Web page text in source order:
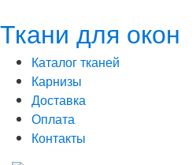
Ткани для окон
Каталог тканей
Карнизы
Доставка
Оплата
Контакты